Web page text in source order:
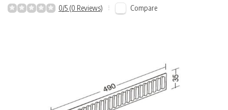
0/5 (0 Reviews) Compare